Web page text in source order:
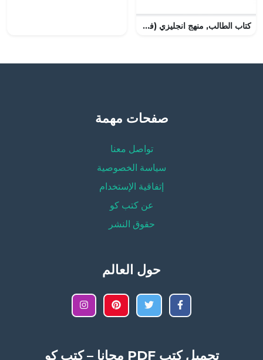
كتاب الطالب, منهج انجليزي (فيزياء) الثاني عشر المتقدم
صفحات مهمة
تواصل معنا
سياسة الخصوصية
إتفاقية الإستخدام
عن كتب كو
حقوق النشر
حول العالم
تحميل كتب PDF مجانا – كتب كو